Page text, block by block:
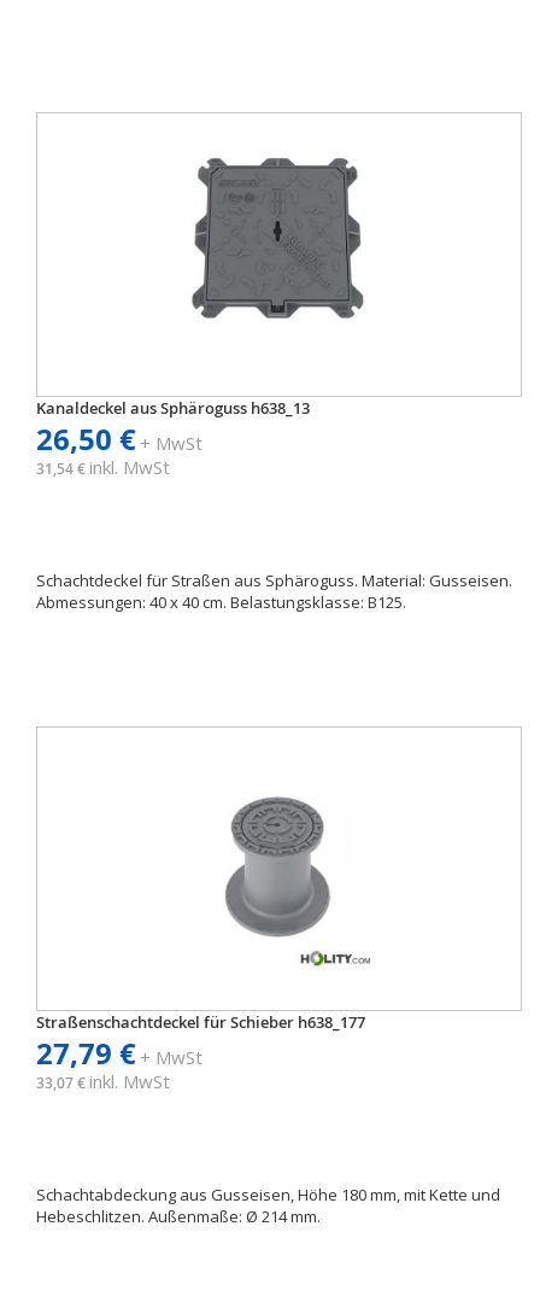
Kanaldeckel aus Sphäroguss h638_13
26,50 €+ MwSt
31,54 € inkl. MwSt
Schachtdeckel für Straßen aus Sphäroguss. Material: Gusseisen.
Abmessungen: 40 x 40 cm. Belastungsklasse: B125.
Straßenschachtdeckel für Schieber h638_177
27,79 €+ MwSt
33,07 € inkl. MwSt
Schachtabdeckung aus Gusseisen, Höhe 180 mm, mit Kette und
Hebeschlitzen. Außenmaße: Ø 214 mm.